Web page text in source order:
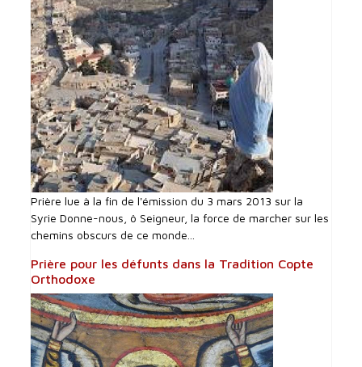
Prière lue à la fin de l'émission du 3 mars 2013 sur la
Syrie Donne-nous, ô Seigneur, la force de marcher sur les
chemins obscurs de ce monde...
Prière pour les défunts dans la Tradition Copte
Orthodoxe